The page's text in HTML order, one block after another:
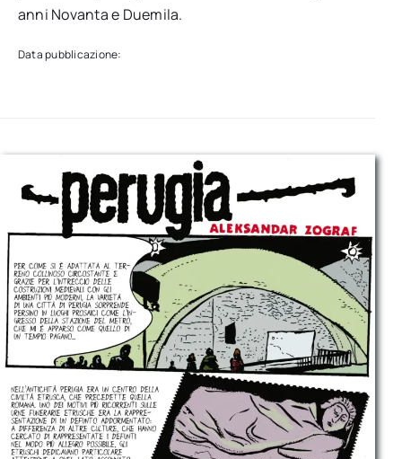
anni Novanta e Duemila.
Data pubblicazione: